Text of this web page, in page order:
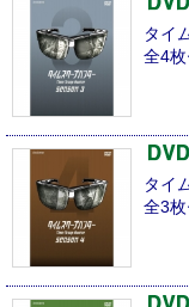
タイ
全4枚
タイ
全3枚